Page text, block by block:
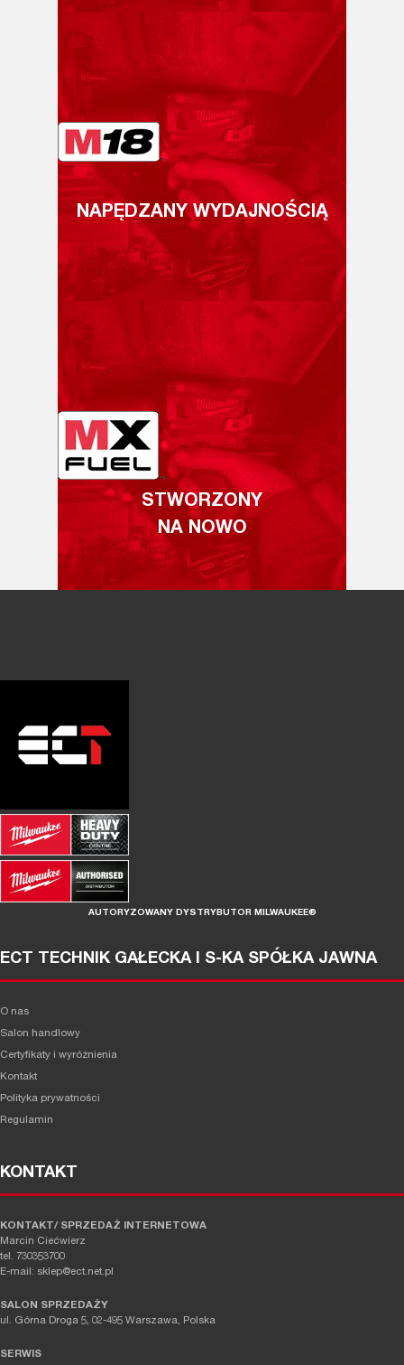
NAPĘDZANY WYDAJNOŚCIĄ
STWORZONY
NA NOWO
AUTORYZOWANY DYSTRYBUTOR MILWAUKEE®
ECT TECHNIK GAŁECKA I S-KA SPÓŁKA JAWNA
O nas
Salon handlowy
Certyfikaty i wyróżnienia
Kontakt
Polityka prywatności
Regulamin
KONTAKT
KONTAKT/ SPRZEDAŻ INTERNETOWA
Marcin Ciećwierz
tel. 730353700
E-mail: sklep@ect.net.pl
SALON SPRZEDAŻY
ul. Górna Droga 5, 02-495 Warszawa, Polska
SERWIS